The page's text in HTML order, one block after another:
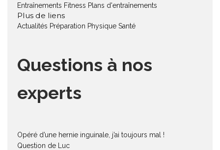
Entraînements Fitness Plans d'entraînements
Plus de liens
Actualités Préparation Physique Santé
Questions à nos
experts
Opéré d’une hernie inguinale, j’ai toujours mal !
Question de Luc